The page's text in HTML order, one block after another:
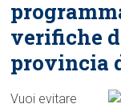
verifiche
provincia
Vuoi evitare